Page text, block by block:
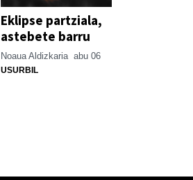
Eklipse partziala,
astebete barru
Noaua Aldizkaria abu 06
USURBIL